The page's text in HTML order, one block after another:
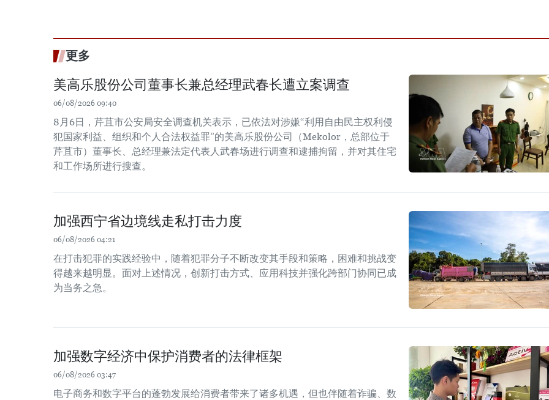
更多
美高乐股份公司董事长兼总经理武春长遭立案调查
06/08/2026 09:40
8月6日，芹苴市公安局安全调查机关表示，已依法对涉嫌“利用自由民主权利侵
犯国家利益、组织和个人合法权益罪”的美高乐股份公司（Mekolor，总部位于
芹苴市）董事长、总经理兼法定代表人武春场进行调查和逮捕拘留，并对其住宅
和工作场所进行搜查。
加强西宁省边境线走私打击力度
06/08/2026 04:21
在打击犯罪的实践经验中，随着犯罪分子不断改变其手段和策略，困难和挑战变
得越来越明显。面对上述情况，创新打击方式、应用科技并强化跨部门协同已成
为当务之急。
加强数字经济中保护消费者的法律框架
06/08/2026 03:47
电子商务和数字平台的蓬勃发展给消费者带来了诸多机遇，但也伴随着诈骗、数